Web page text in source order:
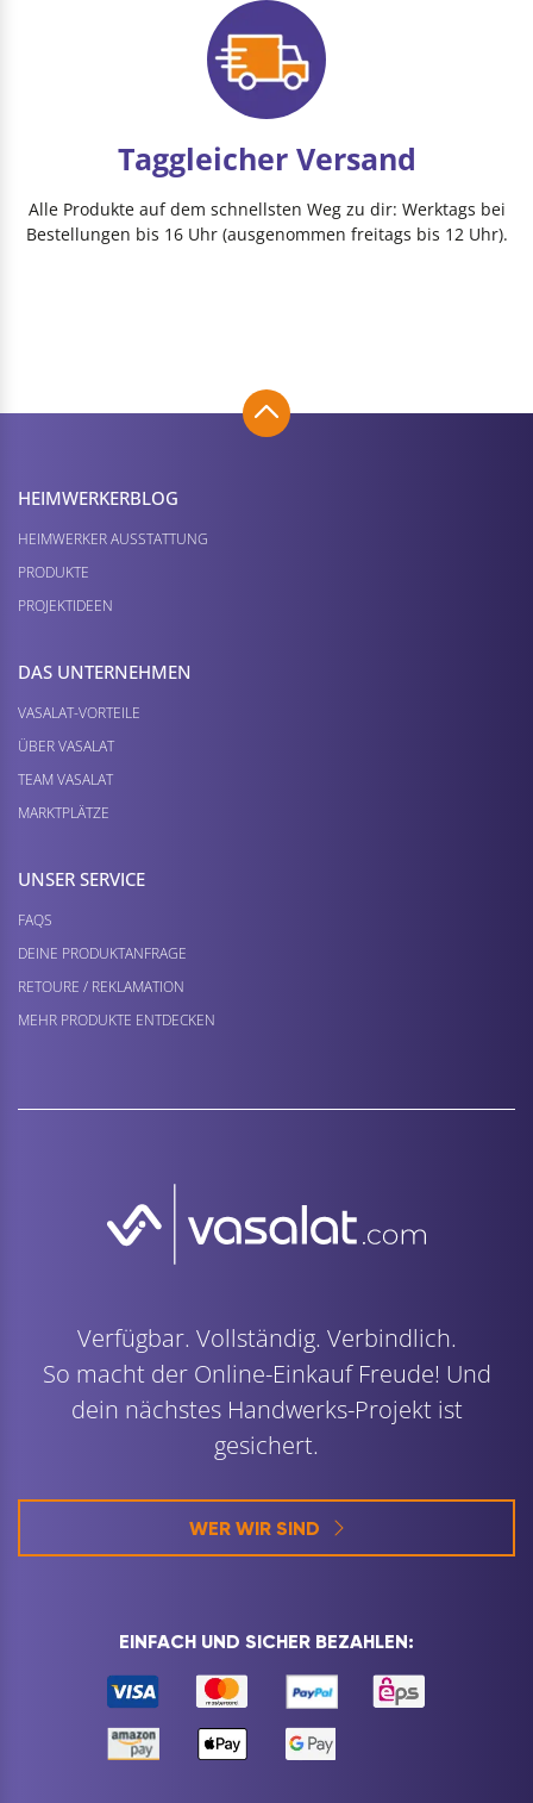
Taggleicher Versand
Alle Produkte auf dem schnellsten Weg zu dir: Werktags bei
Bestellungen bis 16 Uhr (ausgenommen freitags bis 12 Uhr).
HEIMWERKER­BLOG
HEIMWERKER AUSSTATTUNG
PRODUKTE
PROJEKTIDEEN
DAS UNTERNEHMEN
VASALAT-VORTEILE
ÜBER VASALAT
TEAM VASALAT
MARKTPLÄTZE
UNSER SERVICE
FAQS
DEINE PRODUKTANFRAGE
RETOURE / REKLAMATION
MEHR PRODUKTE ENTDECKEN
Verfügbar. Vollständig. Verbindlich.
So macht der Online-Einkauf Freude! Und
dein nächstes Handwerks-Projekt ist
gesichert.
WER WIR SIND
EINFACH UND SICHER BEZAHLEN: